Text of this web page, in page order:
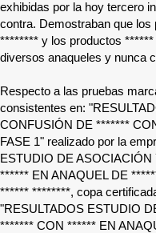
exhibidas por la hoy tercero
contra. Demostraban que los
******** y los productos ******
diversos anaqueles y nunca
Respecto a las pruebas
consistentes en:
CONFUSIÓN DE *******
FASE 1" realizado por la
ESTUDIO DE
****** EN ANAQUEL DE
****** ********, copa
"RESULTADOS ESTUDIO
******* CON ****** EN